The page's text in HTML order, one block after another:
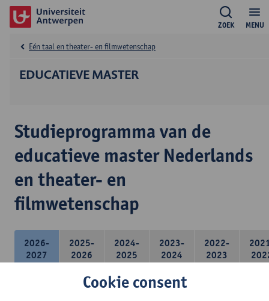
MENU
ZOEK
EDUCATIEVE MASTER
Eén taal en theater- en filmwetenschap
Studieprogramma van de
educatieve master Nederlands
en theater- en
filmwetenschap
2026-
2027
2025-
2026
2024-
2025
2023-
2024
2022-
2023
Cookie consent